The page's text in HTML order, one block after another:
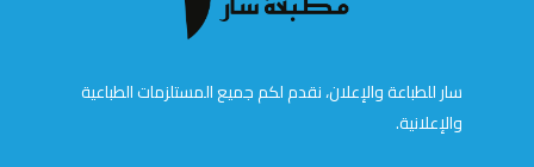
سار للطباعة والإعلان، نقدم لكم جميع المستلزمات الطباعية
والإعلانية.